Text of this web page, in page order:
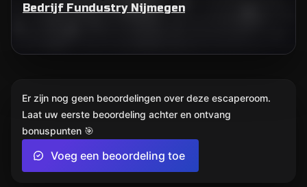
Bedrijf Fundustry Nijmegen
Er zijn nog geen beoordelingen over deze escaperoom.
Laat uw eerste beoordeling achter en ontvang
bonuspunten 🎯
Voeg een beoordeling toe